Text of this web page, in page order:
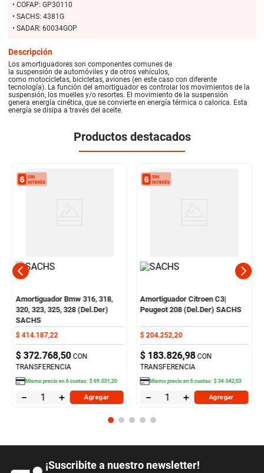
• COFAP: GP30110
• SACHS: 4381G
• SADAR: 60034GOP
Descripción
Los amortiguadores son componentes comunes de
la suspensión de automóviles y de otros vehículos,
como motocicletas, bicicletas, aviones (en este caso con diferente
tecnología). La función del amortiguador es controlar los movimientos de la
suspensión, los muelles y/o resortes. El movimiento de la suspensión
genera energía cinética, que se convierte en energía térmica o calorica. Esta
energía se disipa a través del aceite.
Productos destacados
Amortiguador Bmw 316, 318,
320, 323, 325, 328 (Del.Der)
SACHS
$ 414.187,22
$ 372.768,50 CON
TRANSFERENCIA
Mismo precio en6cuotas:$ 69.031 ,20
＋
－ Agregar
Amortiguador Citroen C3|
Peugeot 208 (Del.Der) SACHS
$ 204.252,20
$ 183.826,98 CON
TRANSFERENCIA
Mismo precio en6cuotas:$ 34.042,03
＋
－ Agregar
¡Suscribite a nuestro newsletter!